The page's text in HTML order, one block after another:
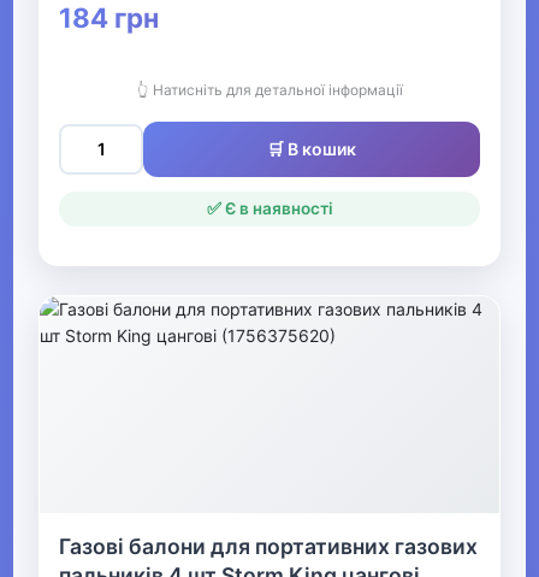
Спальні мішки
Туристичні килимки
Мангали, барбекю, гриль
Комплектуючі до
184 грн
👆 Натисніть для детальної інформації
🛒 В кошик
✅ Є в наявності
Газові балони для портативних газових